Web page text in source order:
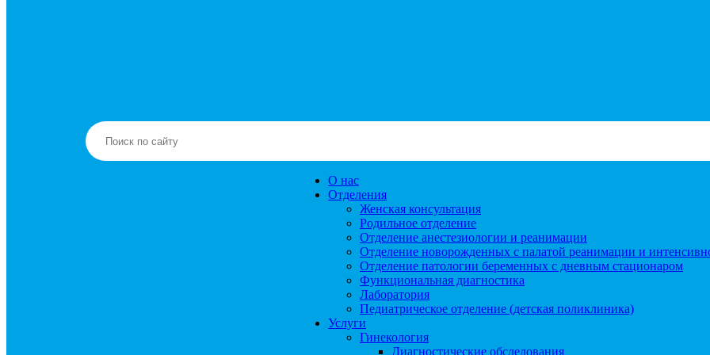
О нас
Отделения
Женская консультация
Родильное отделение
Отделение анестезиологии и реанимации
Отделение новорожденных с палатой реанимации и
Отделение патологии беременных с дневным стационаром
Функциональная диагностика
Лаборатория
Педиатрическое отделение (детская поликлиника)
Услуги
Гинекология
Диагностические обследования